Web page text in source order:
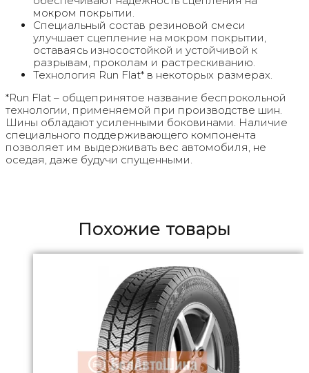
мокром покрытии.
Специальный состав резиновой смеси
улучшает сцепление на мокром покрытии,
оставаясь износостойкой и устойчивой к
разрывам, проколам и растрескиванию.
Технология Run Flat* в некоторых размерах.
*Run Flat – общепринятое название беспрокольной
технологии, применяемой при производстве шин.
Шины обладают усиленными боковинами. Наличие
специального поддерживающего компонента
позволяет им выдерживать вес автомобиля, не
оседая, даже будучи спущенными.
Похожие товары